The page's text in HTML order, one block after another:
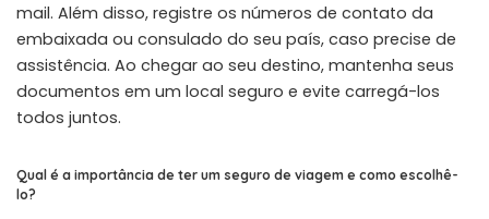
mail. Além disso, registre os números de contato da
embaixada ou consulado do seu país, caso precise de
assistência. Ao chegar ao seu destino, mantenha seus
documentos em um local seguro e evite carregá-los
todos juntos.
Qual é a importância de ter um seguro de viagem e como escolhê-
lo?